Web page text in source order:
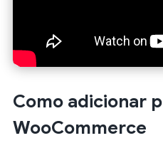
Como adicionar
WooCommerce